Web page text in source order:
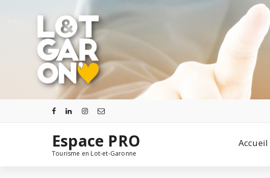
Espace PRO
Tourisme en Lot-et-Garonne
Accueil